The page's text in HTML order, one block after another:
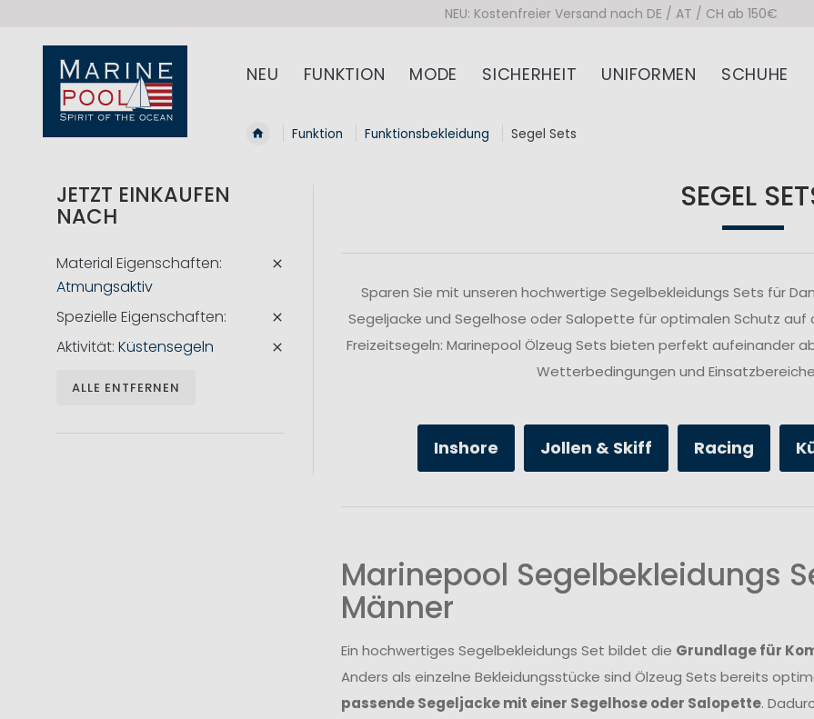
NEU: Kostenfreier Versand nach DE / AT / CH ab 150€
NEU FUNKTION MODE SICHERHEIT UNIFORMEN SCHUHE
Funktion Funktionsbekleidung Segel Sets
SEGEL
Sparen Sie mit unseren hochwertige Segelbekleidungs Sets für
Segeljacke und Segelhose oder Salopette für optimalen Schutz
Freizeitsegeln: Marinepool Ölzeug Sets bieten perfekt aufeinander
Wetterbedingungen und
Inshore Jollen & Skiff Racing
Marinepool Segelbekleidungs
Männer
Ein hochwertiges Segelbekleidungs Set bildet die Grundlage für
Anders als einzelne Bekleidungsstücke sind Ölzeug Sets bereits
passende Segeljacke mit einer Segelhose oder Salopette.
JETZT EINKAUFEN
NACH
Material Eigenschaften
Atmungsaktiv
Spezielle Eigenschaften
Aktivität Küstensegeln
ALLE ENTFERNEN